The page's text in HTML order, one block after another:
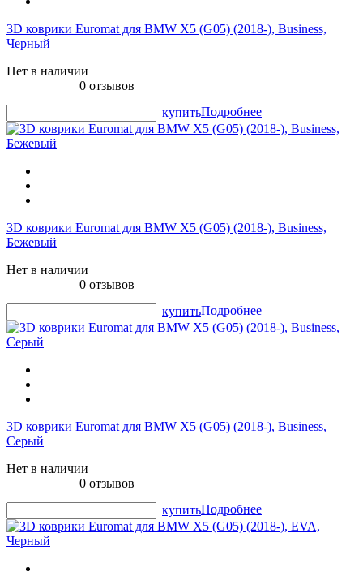
3D коврики Euromat для BMW X5 (G05) (2018-), Business,
Черный
Нет в наличии
0 отзывов
купитьПодробнее
3D коврики Euromat для BMW X5 (G05) (2018-), Business,
Бежевый
Нет в наличии
0 отзывов
купитьПодробнее
3D коврики Euromat для BMW X5 (G05) (2018-), Business,
Серый
Нет в наличии
0 отзывов
купитьПодробнее